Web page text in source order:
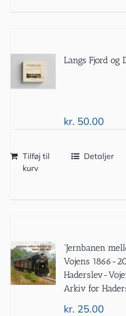
Langs Fjord og
kr. 50.00
Tilføj til
kurv
Detaljer
”Jernbanen
Vojens 1866-
Haderslev-
Arkiv for
kr. 25.00